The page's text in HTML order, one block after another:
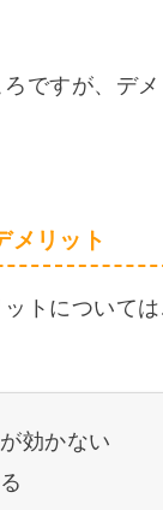
ですが、デメ
メリット
ットについて
効かない